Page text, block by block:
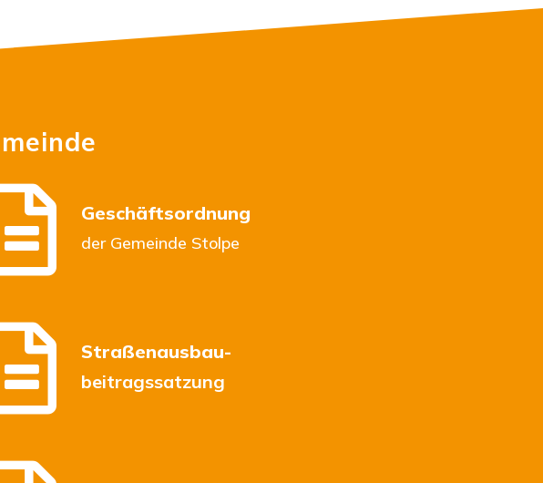
 Geschäftsordnung
der Gemeinde Stolpe

Straßenausbau-
beitragssatzung